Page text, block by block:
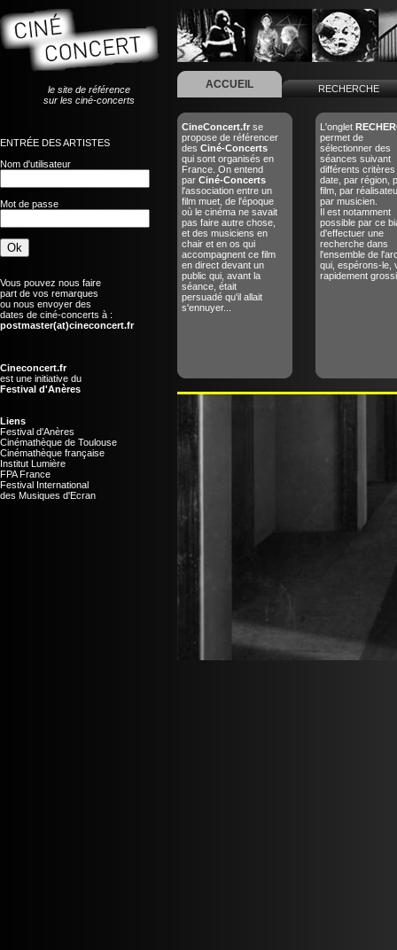
le site de référence
sur les ciné-concerts
ENTRÉE DES ARTISTES
Nom d'utilisateur
Mot de passe
Vous pouvez nous faire
part de vos remarques
ou nous envoyer des
dates de ciné-concerts à :
postmaster(at)cineconcert.fr
Cineconcert.fr
est une initiative du
Festival d'Anères
Liens
Festival d'Anères
Cinémathèque de Toulouse
Cinémathèque française
Institut Lumière
FPA France
Festival International
des Musiques d'Ecran
ACCUEIL RECHERCHE
CineConcert.fr se
propose de référencer
des Ciné-Concerts
qui sont organisés en
France. On entend
par Ciné-Concerts
l'association entre un
film muet, de l'époque
où le cinéma ne savait
pas faire autre chose,
et des musiciens en
chair et en os qui
accompagnent ce film
en direct devant un
public qui, avant la
séance, était
persuadé qu'il allait
s'ennuyer...
L'onglet
permet de
sélectionner des
séances suivant
différents critères
date, par région,
film, par
par musicien.
Il est notamment
possible par ce
d'effectuer une
recherche dans
l'ensemble de
qui, espérons-le,
rapidement